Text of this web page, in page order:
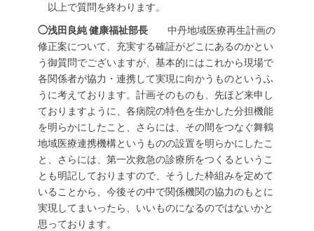
以上で質問を終わります。
◯浅田良純 健康福祉部長 中丹地域医療再生計画の
修正案について、充実する確証がどこにあるのかとい
う御質問でございますが、基本的にはこれから現場で
各関係者が協力・連携して実現に向かうものというふ
うに考えております。計画そのものも、先ほど来申し
ておりますように、各病院の特色を生かした分担機能
を明らかにしたこと、さらには、その間をつなぐ舞鶴
地域医療連携機構というものの設置を明らかにしたこ
と、さらには、第一次救急の診療所をつくるというこ
とも明記しておりますので、そうした枠組みを定めて
いることから、今後その中で関係機関の協力のもとに
実現してまいったら、いいものになるのではないかと
思っております。